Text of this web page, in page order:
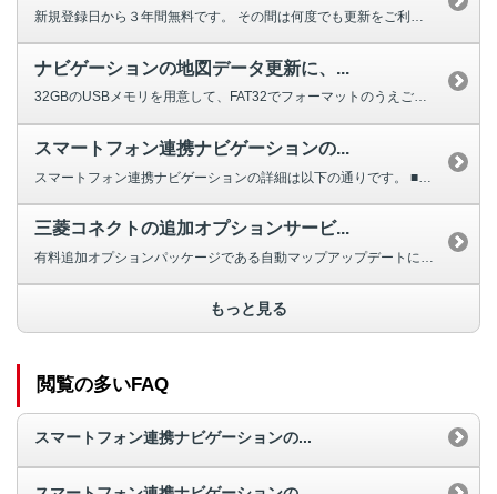
新規登録日から３年間無料です。 その間は何度でも更新をご利用いただけます...
ナビゲーションの地図データ更新に、...
32GBのUSBメモリを用意して、FAT32でフォーマットのうえご使用くだ...
スマートフォン連携ナビゲーションの...
三菱コネクトの追加オプションサービ...
有料追加オプションパッケージである自動マップアップデートに加入していなくて...
もっと見る
閲覧の多いFAQ
スマートフォン連携ナビゲーションの...